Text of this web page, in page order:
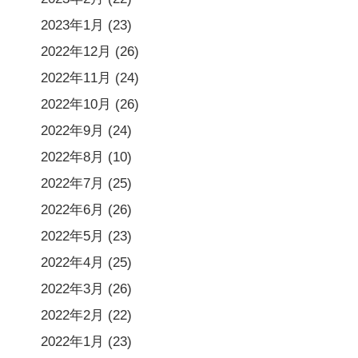
2023年1月 (23)
2022年12月 (26)
2022年11月 (24)
2022年10月 (26)
2022年9月 (24)
2022年8月 (10)
2022年7月 (25)
2022年6月 (26)
2022年5月 (23)
2022年4月 (25)
2022年3月 (26)
2022年2月 (22)
2022年1月 (23)